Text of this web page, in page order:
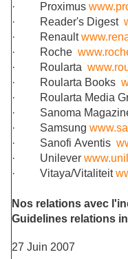
·
Proximus
·
Reader's Digest
·
Renault
·
Roche
·
Roularta
·
Roularta Books
·
Roularta Media
·
Sanoma
·
Samsung
·
Sanofi Aventis
·
Unilever
·
Vitaya/Vitaliteit
Nos relations avec
Guidelines relations
27 Juin 2007